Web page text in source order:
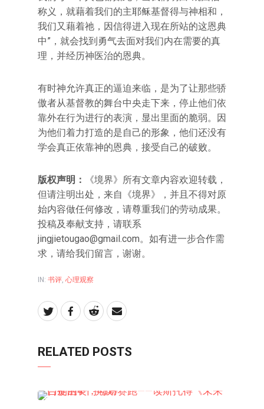
称义，就藉着我们的主耶稣基督得与神相和，
我们又藉着祂，因信得进入现在所站的这恩典
中”，就会找到勇气去面对我们内在需要的真
理，并经历神医治的恩典。
有时神允许真正的逼迫来临，是为了让那些骄
傲者从基督教的舞台中央走下来，停止他们依
靠外在行为进行的表演，显出里面的脆弱。因
为他们着力打造的是自己的形象，他们还没有
学会真正依靠神的恩典，接受自己的破败。
版权声明：
《境界》所有文章内容欢迎转载，
但请注明出处，来自《境界》，并且不得对原
始内容做任何修改，请尊重我们的劳动成果。
投稿及奉献支持，请联系
jingjietougao@gmail.com。如有进一步合作需
求，请给我们留言，谢谢。
IN: 书评 心理观察
RELATED POSTS